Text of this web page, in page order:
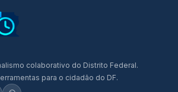
colaborativo do Distrito Federal.
para o cidadão do DF.